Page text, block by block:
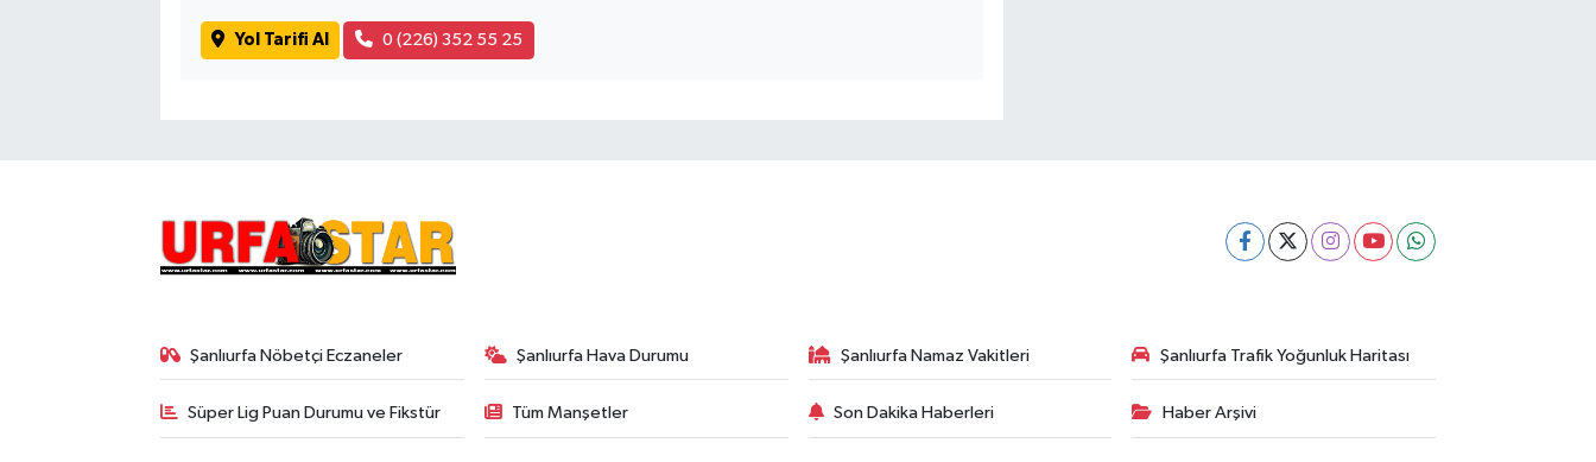
Yol Tarifi Al 0 (226) 352 55 25
Şanlıurfa Nöbetçi Eczaneler Şanlıurfa Hava Durumu Şanlıurfa Namaz Vakitleri Şanlıurfa Trafik Yoğunluk Haritası
Süper Lig Puan Durumu ve Fikstür Tüm Manşetler Son Dakika Haberleri Haber Arşivi